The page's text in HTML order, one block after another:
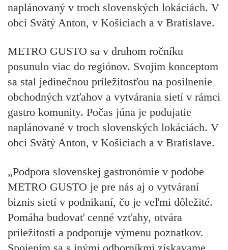
naplánovaný v troch slovenských lokáciách. V
obci Svätý Anton, v Košiciach a v Bratislave.
METRO GUSTO sa v druhom ročníku
posunulo viac do regiónov. Svojim konceptom
sa stal jedinečnou príležitosťou na posilnenie
obchodných vzťahov a vytvárania sietí v rámci
gastro komunity. Počas júna je podujatie
naplánované v troch slovenských lokáciách. V
obci Svätý Anton, v Košiciach a v Bratislave.
„Podpora slovenskej gastronómie v podobe
METRO GUSTO je pre nás aj o vytváraní
biznis sietí v podnikaní, čo je veľmi dôležité.
Pomáha budovať cenné vzťahy, otvára
príležitosti a podporuje výmenu poznatkov.